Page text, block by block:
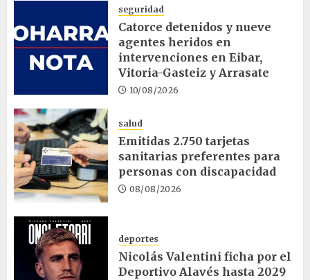
seguridad
Catorce detenidos y nueve
agentes heridos en
intervenciones en Eibar,
Vitoria-Gasteiz y Arrasate
10/08/2026
salud
Emitidas 2.750 tarjetas
sanitarias preferentes para
personas con discapacidad
08/08/2026
deportes
Nicolás Valentini ficha por el
Deportivo Alavés hasta 2029